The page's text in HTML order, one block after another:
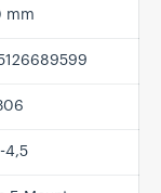
mm
4,5